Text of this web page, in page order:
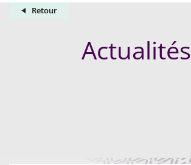
Retour
Actualités